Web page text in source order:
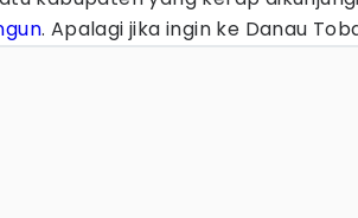
. Apalagi jika ingin ke Danau